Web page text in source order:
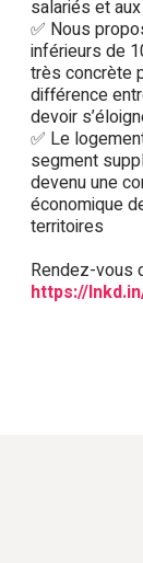
salariés et
✅ Nous
inférieurs de
très concrète
différence
devoir
✅ Le
segment
devenu une
économique
territoires
Rendez-vous
https://